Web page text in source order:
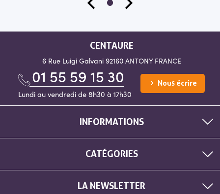
CENTAURE
6 Rue Luigi Galvani 92160 ANTONY FRANCE
01 55 59 15 30
Lundi au vendredi de 8h30 à 17h30
Nous écrire
INFORMATIONS
CATÉGORIES
LA NEWSLETTER